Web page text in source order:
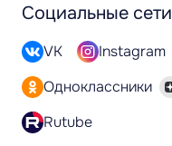
Социальные сети
VK Instagram
Одноклассники
Rutube